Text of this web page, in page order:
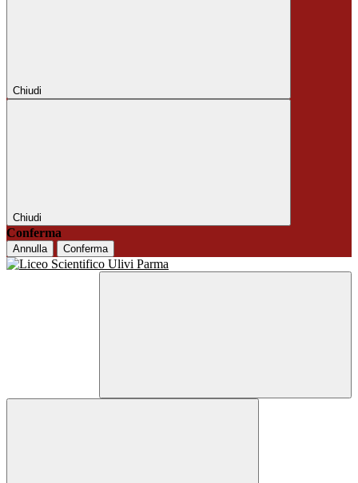
Chiudi
Chiudi
Conferma
Annulla Conferma